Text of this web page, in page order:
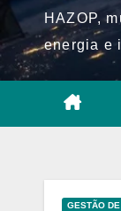
HAZOP,
energia e
GESTÃO